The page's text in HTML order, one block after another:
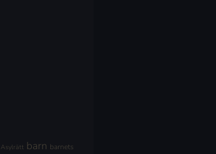
Asylrätt barn barnets